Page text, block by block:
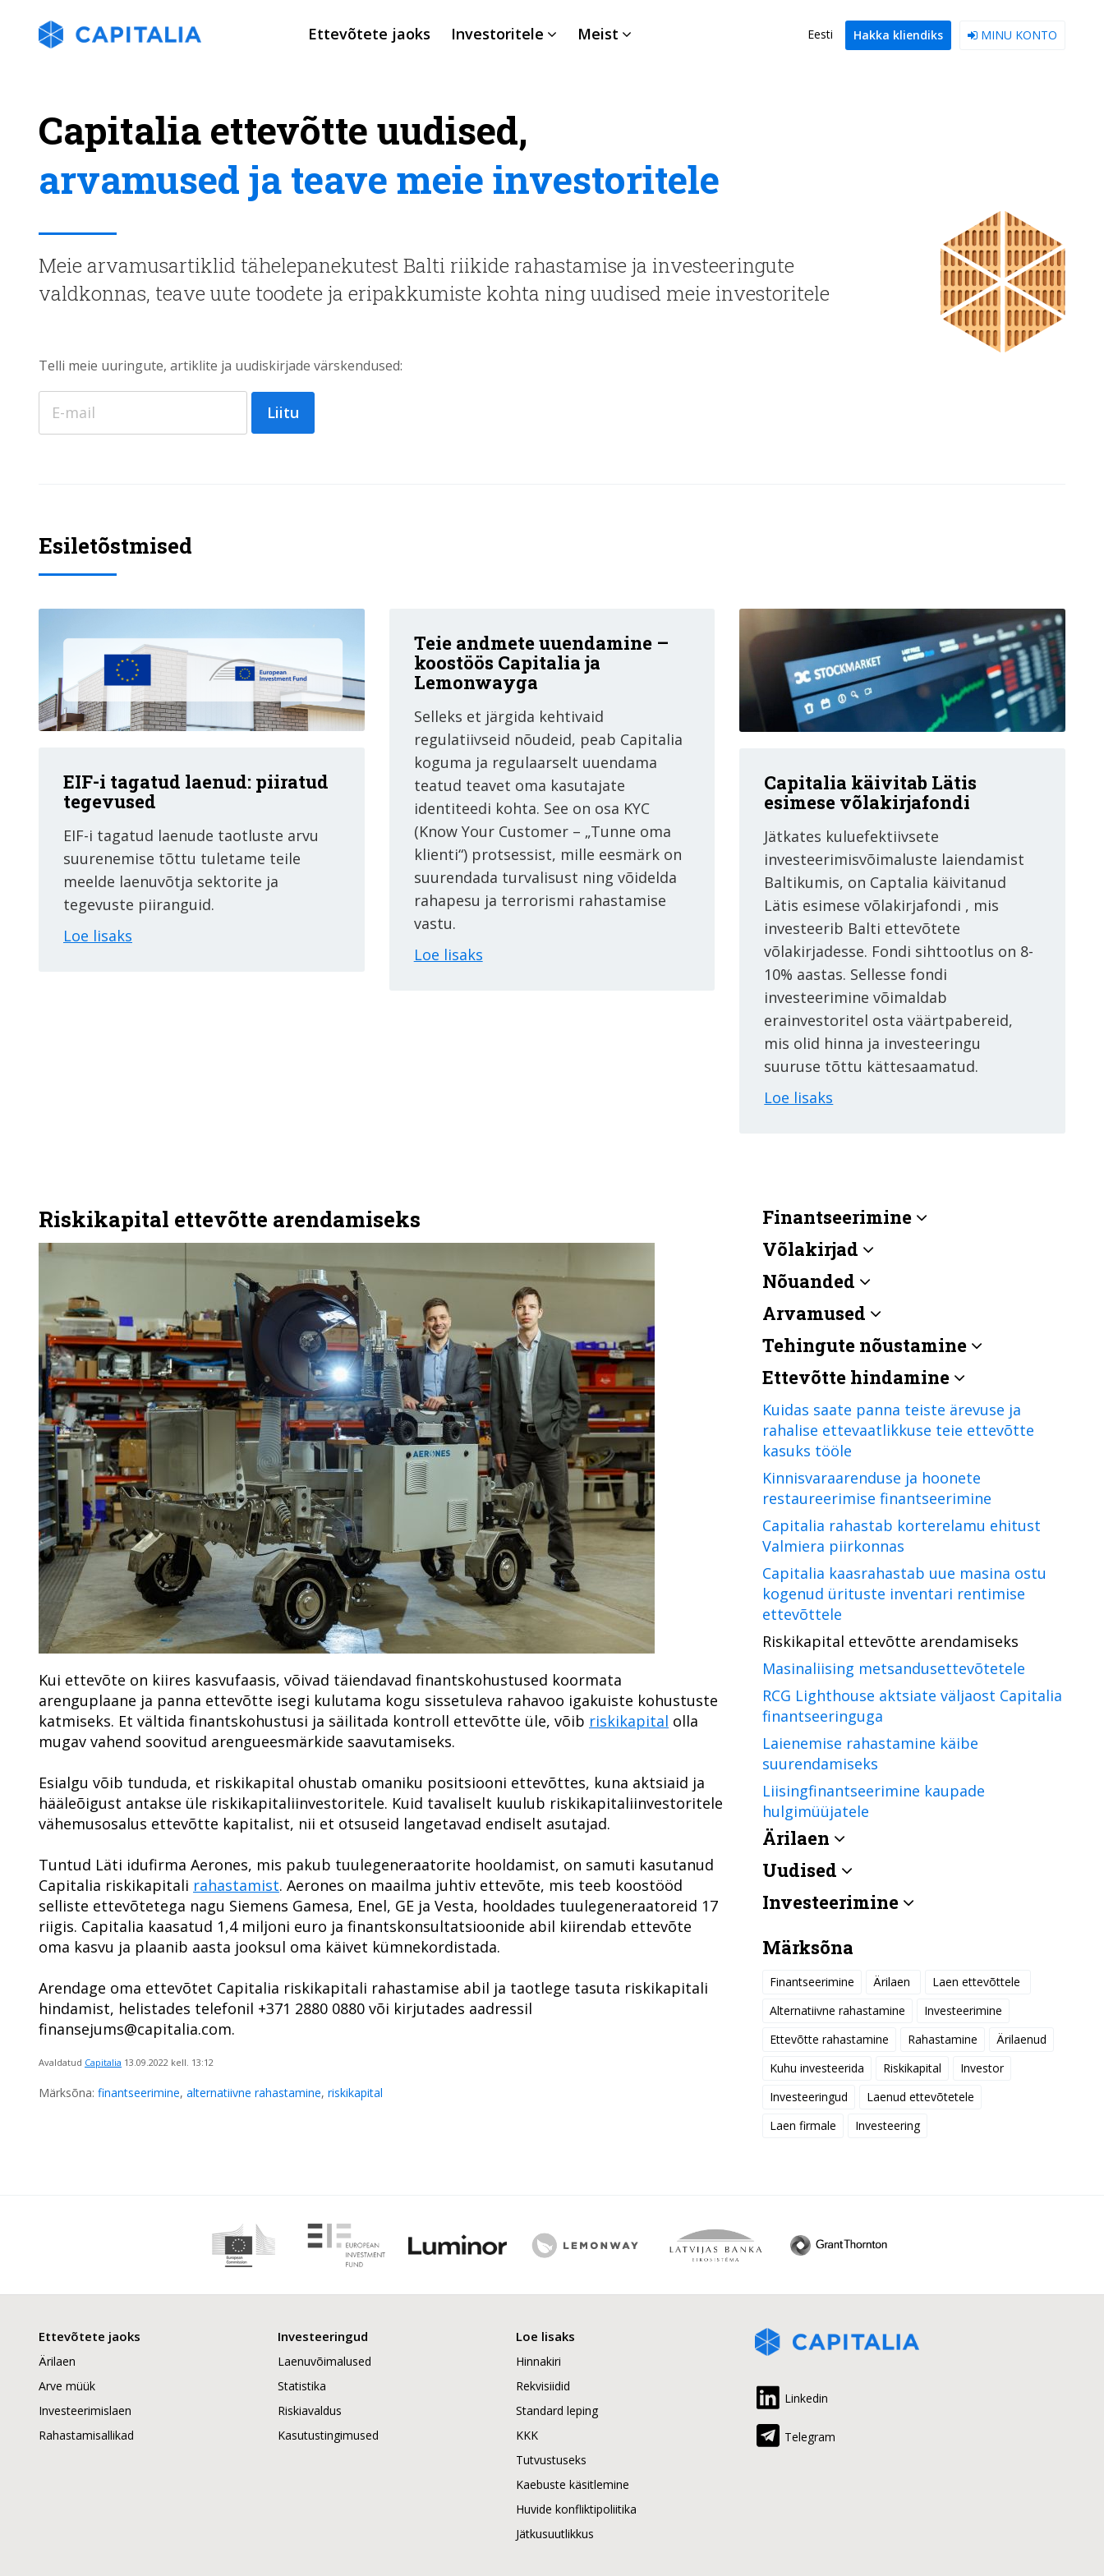
Ettevõtete jaoks Investoritele Meist MINU KONTO
Hakka kliendiks
Eesti
Capitalia ettevõtte uudised,
arvamused ja teave meie investoritele
Meie arvamusartiklid tähelepanekutest Balti riikide rahastamise ja investeeringute
valdkonnas, teave uute toodete ja eripakkumiste kohta ning uudised meie investoritele
Telli meie uuringute, artiklite ja uudiskirjade värskendused:
Liitu
Esiletõstmised
EIF-i tagatud laenud: piiratud
tegevused
EIF-i tagatud laenude taotluste arvu
suurenemise tõttu tuletame teile
meelde laenuvõtja sektorite ja
tegevuste piiranguid.
Loe lisaks
Teie andmete uuendamine –
koostöös Capitalia ja
Lemonwayga
Selleks et järgida kehtivaid
regulatiivseid nõudeid, peab Capitalia
koguma ja regulaarselt uuendama
teatud teavet oma kasutajate
identiteedi kohta. See on osa KYC
(Know Your Customer – „Tunne oma
klienti“) protsessist, mille eesmärk on
suurendada turvalisust ning võidelda
rahapesu ja terrorismi rahastamise
vastu.
Loe lisaks
Capitalia käivitab Lätis
esimese võlakirjafondi
Jätkates kuluefektiivsete
investeerimisvõimaluste laiendamist
Baltikumis, on Captalia käivitanud
Lätis esimese võlakirjafondi , mis
investeerib Balti ettevõtete
võlakirjadesse. Fondi sihttootlus on 8-
10% aastas. Sellesse fondi
investeerimine võimaldab
erainvestoritel osta väärtpabereid,
mis olid hinna ja investeeringu
suuruse tõttu kättesaamatud.
Loe lisaks
Riskikapital ettevõtte arendamiseks
Kui ettevõte on kiires kasvufaasis, võivad täiendavad finantskohustused koormata
arenguplaane ja panna ettevõtte isegi kulutama kogu sissetuleva rahavoo igakuiste kohustuste
katmiseks. Et vältida finantskohustusi ja säilitada kontroll ettevõtte üle, võib riskikapital olla
mugav vahend soovitud arengueesmärkide saavutamiseks.
Esialgu võib tunduda, et riskikapital ohustab omaniku positsiooni ettevõttes, kuna aktsiaid ja
hääleõigust antakse üle riskikapitaliinvestoritele. Kuid tavaliselt kuulub riskikapitaliinvestoritele
vähemusosalus ettevõtte kapitalist, nii et otsuseid langetavad endiselt asutajad.
Tuntud Läti idufirma Aerones, mis pakub tuulegeneraatorite hooldamist, on samuti kasutanud
Capitalia riskikapitali rahastamist. Aerones on maailma juhtiv ettevõte, mis teeb koostööd
selliste ettevõtetega nagu Siemens Gamesa, Enel, GE ja Vesta, hooldades tuulegeneraatoreid 17
riigis. Capitalia kaasatud 1,4 miljoni euro ja finantskonsultatsioonide abil kiirendab ettevõte
oma kasvu ja plaanib aasta jooksul oma käivet kümnekordistada.
Arendage oma ettevõtet Capitalia riskikapitali rahastamise abil ja taotlege tasuta riskikapitali
hindamist, helistades telefonil +371 2880 0880 või kirjutades aadressil
finansejums@capitalia.com.
Avaldatud Capitalia 13.09.2022 kell. 13:12
Märksõna: finantseerimine, alternatiivne rahastamine, riskikapital
Finantseerimine
Võlakirjad
Nõuanded
Arvamused
Tehingute nõustamine
Ettevõtte hindamine
Kuidas saate panna teiste ärevuse ja
rahalise ettevaatlikkuse teie ettevõtte
kasuks tööle
Kinnisvaraarenduse ja hoonete
restaureerimise finantseerimine
Capitalia rahastab korterelamu ehitust
Valmiera piirkonnas
Capitalia kaasrahastab uue masina ostu
kogenud ürituste inventari rentimise
ettevõttele
Riskikapital ettevõtte arendamiseks
Masinaliising metsandusettevõtetele
RCG Lighthouse aktsiate väljaost Capitalia
finantseeringuga
Laienemise rahastamine käibe
suurendamiseks
Liisingfinantseerimine kaupade
hulgimüüjatele
Ärilaen
Uudised
Investeerimine
Märksõna
Finantseerimine Ärilaen
Laen ettevõttele
Alternatiivne rahastamine
Investeerimine
Ettevõtte rahastamine
Rahastamine
Ärilaenud
Kuhu investeerida
Riskikapital
Investor
Investeeringud
Laenud ettevõtetele
Laen firmale
Investeering
Ettevõtete jaoks
Ärilaen
Arve müük
Investeerimislaen
Rahastamisallikad
Investeeringud
Laenuvõimalused
Statistika
Riskiavaldus
Kasutustingimused
Loe lisaks
Hinnakiri
Rekvisiidid
Standard leping
KKK
Tutvustuseks
Kaebuste käsitlemine
Huvide konfliktipoliitika
Jätkusuutlikkus
Linkedin
Telegram